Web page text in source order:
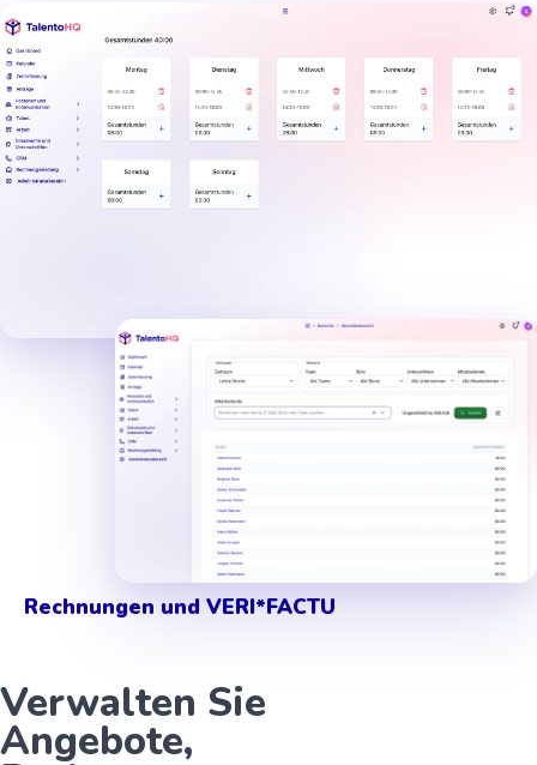
Arbeitszeit und Anwesenheit
Rechnungen und VERI*FACTU
Verwalten Sie
Angebote,